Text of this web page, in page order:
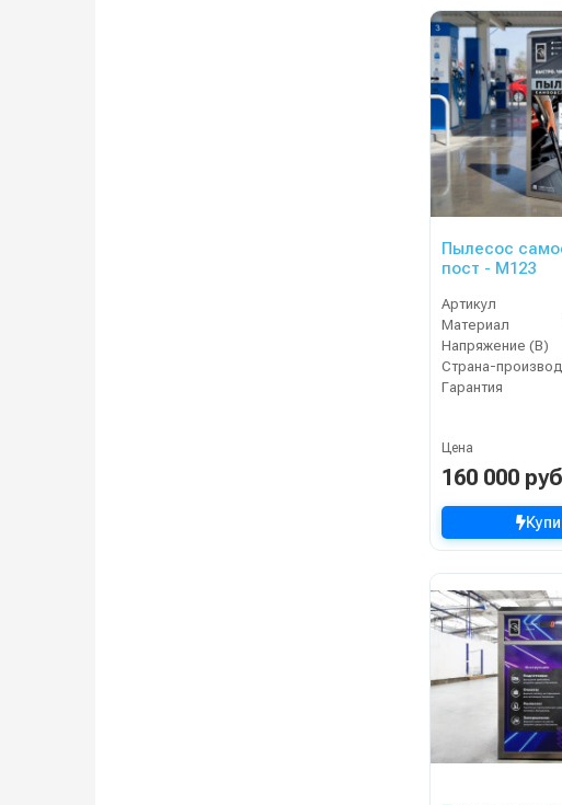
Пылесос
пост - М123
Артикул
Материал
Напряжение (В)
Страна-
Гарантия
Цена
160 000